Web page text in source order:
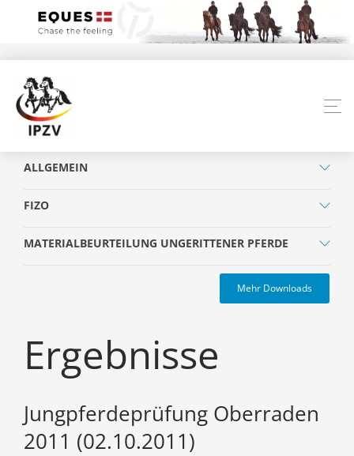
ALLGEMEIN
FIZO
MATERIALBEURTEILUNG UNGERITTENER PFERDE
Mehr Downloads
Ergebnisse
Jungpferdeprüfung Oberraden
2011 (02.10.2011)